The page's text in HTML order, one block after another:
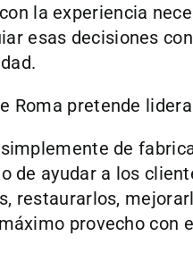
la experiencia
esas decisiones con
Roma pretende
de
de ayudar a los
restaurarlos,
provecho con